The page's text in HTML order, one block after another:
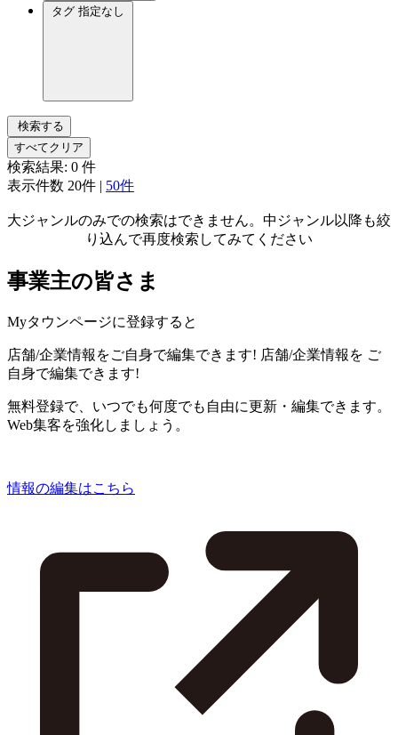
タグ 指定なし
検索する
すべてクリア
検索結果: 0 件
表示件数 20件 | 50件
大ジャンルのみでの検索はできません。中ジャンル以降も絞
り込んで再度検索してみてください
事業主の皆さま
Myタウンページに登録すると
店舗/企業情報をご自身で編集できます! 店舗/企業情報を ご
自身で編集できます!
無料登録で、いつでも何度でも自由に更新・編集できます。
Web集客を強化しましょう。
情報の編集はこちら